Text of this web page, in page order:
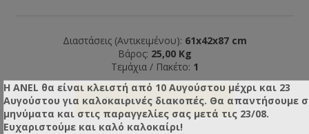
Διαστάσεις (Αντικειμένου): 61x42x87 cm
Βάρος: 25,00 Kg
Τεμάχια / Πακέτο: 1
Ρωτήστε μας για τιμή
Η ANEL θα είναι κλειστή από 10 Αυγούστου μέχρι και 23
Αυγούστου για καλοκαιρινές διακοπές. Θα απαντήσουμε
μηνύματα και στις παραγγελίες σας μετά τις 23/08.
Ευχαριστούμε και καλό καλοκαίρι!